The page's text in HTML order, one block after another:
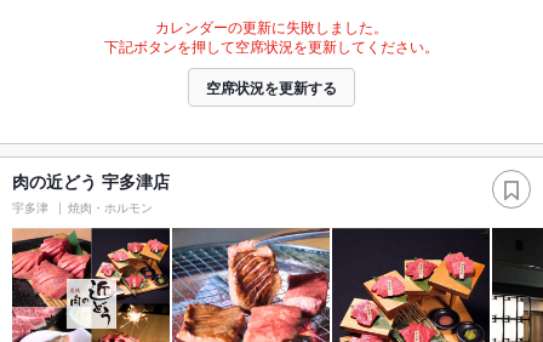
カレンダーの更新に失敗しました。
下記ボタンを押して空席状況を更新してください。
空席状況を更新する
肉の近どう 宇多津店
宇多津 焼肉・ホルモン